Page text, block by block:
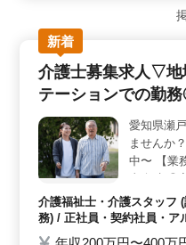
護ステーションでの勤
中、地域の利用者様の生
す。 ＜業務内容の充実
務内容は多岐にわたり、
変換介助、服薬介助、書
く、さらにスキルを磨け
安心して働けます。通勤
についても、充実した待
新着
介護士募集求人▽地
テーションでの勤
愛知県瀬
ませんか
中〜 【業
助 ◎書類
や動作の
介護福祉士・介護スタッフ
務) / 正社員・契約社員・ア